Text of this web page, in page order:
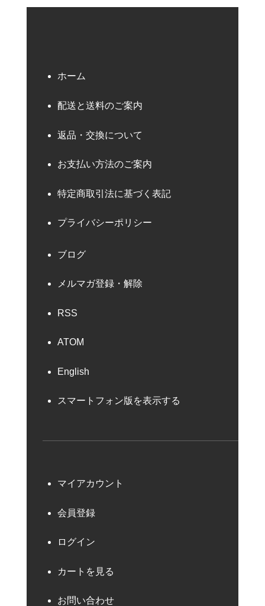
ホーム
配送と送料のご案内
返品・交換について
お支払い方法のご案内
特定商取引法に基づく表記
プライバシーポリシー
ブログ
メルマガ登録・解除
RSS
ATOM
English
スマートフォン版を表示する
マイアカウント
会員登録
ログイン
カートを見る
お問い合わせ